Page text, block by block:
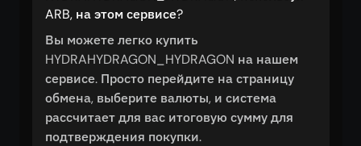
ARB, на этом сервисе?
Вы можете легко купить
HYDRAHYDRAGON_HYDRAGON на нашем
сервисе. Просто перейдите на страницу
обмена, выберите валюты, и система
рассчитает для вас итоговую сумму для
подтверждения покупки.